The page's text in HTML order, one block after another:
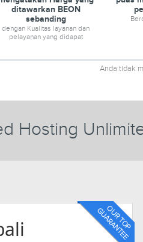
ditawarkan BEON
sebanding
dengan Kualitas layanan dan
pelayanan yang didapat
Anda tidak
Hosting